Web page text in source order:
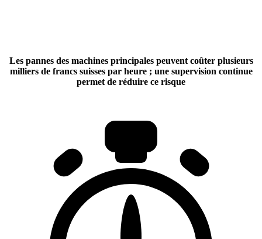
Les pannes des machines principales peuvent coûter plusieurs
milliers de francs suisses par heure ; une supervision continue
permet de réduire ce risque